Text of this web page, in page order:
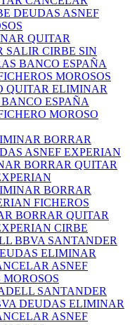
DEUDAS ASNEF
QUITAR
SALIR CIRBE SIN
BANCO ESPAÑA
MOROSOS
QUITAR ELIMINAR
ESPAÑA
MOROSO
BORRAR
ASNEF EXPERIAN
BORRAR QUITAR
BORRAR
FICHEROS
BORRAR QUITAR
CIRBE
BBVA SANTANDER
ELIMINAR
ASNEF
SANTANDER
DEUDAS ELIMINAR
ASNEF